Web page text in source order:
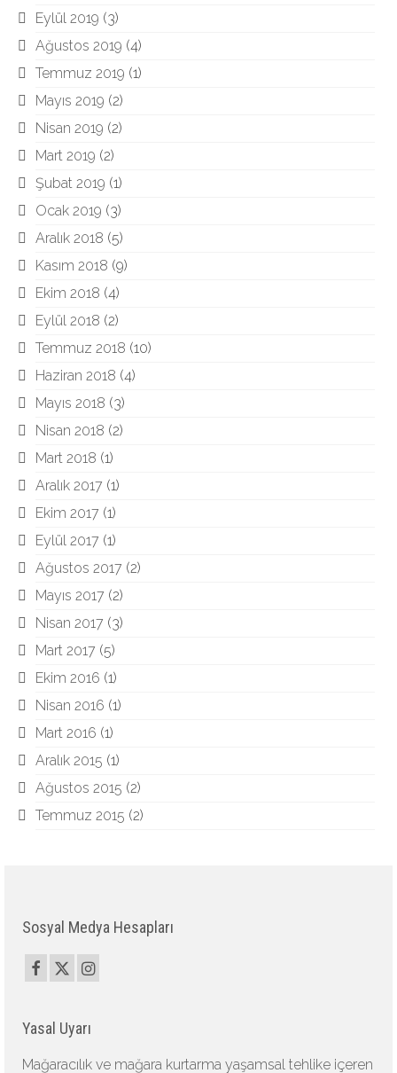
Eylül 2019 (3)
Ağustos 2019 (4)
Temmuz 2019 (1)
Mayıs 2019 (2)
Nisan 2019 (2)
Mart 2019 (2)
Şubat 2019 (1)
Ocak 2019 (3)
Aralık 2018 (5)
Kasım 2018 (9)
Ekim 2018 (4)
Eylül 2018 (2)
Temmuz 2018 (10)
Haziran 2018 (4)
Mayıs 2018 (3)
Nisan 2018 (2)
Mart 2018 (1)
Aralık 2017 (1)
Ekim 2017 (1)
Eylül 2017 (1)
Ağustos 2017 (2)
Mayıs 2017 (2)
Nisan 2017 (3)
Mart 2017 (5)
Ekim 2016 (1)
Nisan 2016 (1)
Mart 2016 (1)
Aralık 2015 (1)
Ağustos 2015 (2)
Temmuz 2015 (2)
Sosyal Medya Hesapları
Yasal Uyarı
Mağaracılık ve mağara kurtarma yaşamsal tehlike içeren